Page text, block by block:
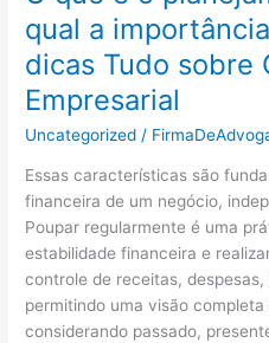
de
vídeo
Ajuda
do
YouTube
qual a
dicas Tudo sobre
Empresarial
Uncategorized /
Essas características são
financeira de um negócio,
Poupar regularmente é uma
estabilidade financeira e
controle de receitas,
permitindo uma visão
considerando passado,